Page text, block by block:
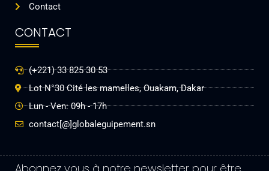
Contact
CONTACT
(+221) 33 825 30 53
Lot N°30 Cité les mamelles, Ouakam, Dakar
Lun - Ven: 09h - 17h
contact[@]globaleguipement.sn